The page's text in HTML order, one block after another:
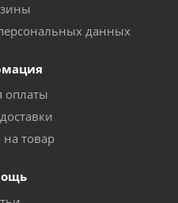
данных
оплаты
на товар